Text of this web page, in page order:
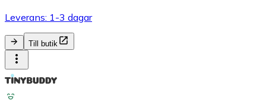
Leverans: 1-3 dagar
Till butik